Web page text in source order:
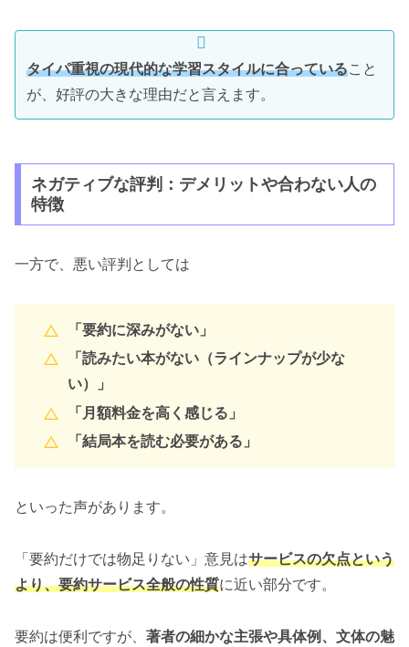
タイパ重視の現代的な学習スタイルに合っていること
が、好評の大きな理由だと言えます。
ネガティブな評判：デメリットや合わない人の
特徴
一方で、悪い評判としては
「要約に深みがない」
「読みたい本がない（ラインナップが少な
い）」
「月額料金を高く感じる」
「結局本を読む必要がある」
といった声があります。
「要約だけでは物足りない」意見はサービスの欠点という
より、要約サービス全般の性質に近い部分です。
要約は便利ですが、 著者の細かな主張や具体例、文体の魅